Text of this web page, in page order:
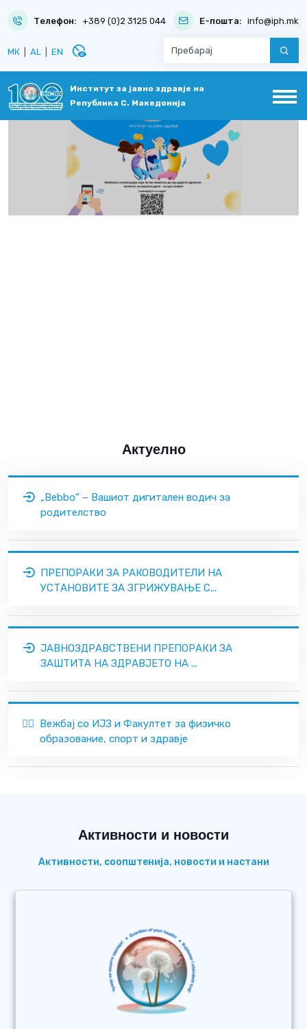
Телефон: +389 (0)2 3125 044 Е-пошта: info@iph.mk
МК AL EN disabled_visible
Институт за јавно здравје на
Република С. Македонија
Актуелно
„Bebbo“ – Вашиот дигитален водич за
родителство
ПРЕПОРАКИ ЗА РАКОВОДИТЕЛИ НА
УСТАНОВИТЕ ЗА ЗГРИЖУВАЊЕ С...
ЈАВНОЗДРАВСТВЕНИ ПРЕПОРАКИ ЗА
ЗАШТИТА НА ЗДРАВЈЕТО НА ...
🏃‍♂️ Вежбај со ИЈЗ и Факултет за физичко
образование, спорт и здравје
Активности и новости
Активности, соопштенија, новости и настани